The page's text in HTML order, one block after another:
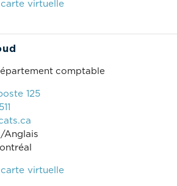
virtuelle
comptable
125
Anglais
virtuelle